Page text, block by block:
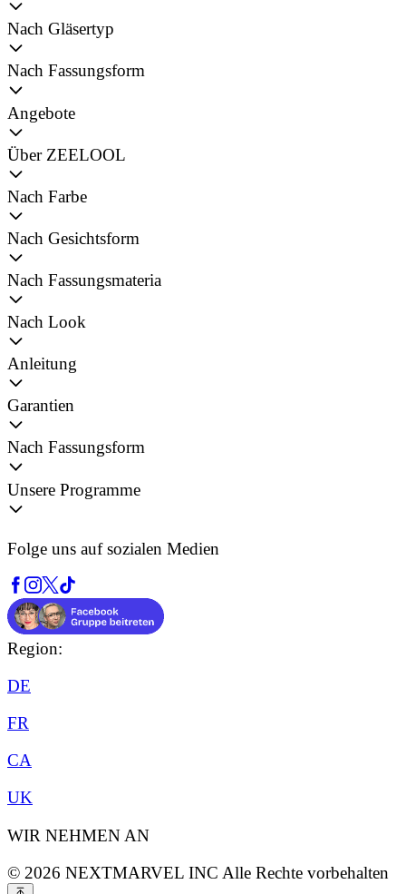
Nach Gläsertyp
Nach Fassungsform
Angebote
Über ZEELOOL
Nach Farbe
Nach Gesichtsform
Nach Fassungsmateria
Nach Look
Anleitung
Garantien
Nach Fassungsform
Unsere Programme
Folge uns auf sozialen Medien
Region:
DE
FR
CA
UK
WIR NEHMEN AN
© 2026 NEXTMARVEL INC Alle Rechte vorbehalten